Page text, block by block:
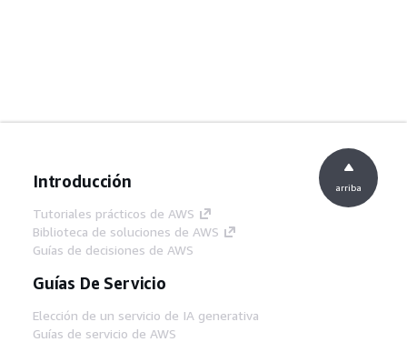
Introducción
Tutoriales prácticos de AWS
Biblioteca de soluciones de AWS
Guías de decisiones de AWS
Guías De Servicio
Elección de un servicio de IA generativa
Guías de servicio de AWS
arriba